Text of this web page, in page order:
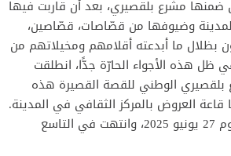
ضمنها مشرع بلقصيري، بعد أن قاربت فيها
وضيوفها من قصّاصات، قصّاصين،
بظلال ما أبدعته أقلامهم ومخيلاتهم من
هذه الأجواء الحارّة جدًّا، انطلقت
الوطني للقصة القصيرة هذه
قاعة العروض بالمركز الثقافي في المدينة.
بدأت هذه الفعاليات يوم 27 يونيو 2025، وانتهت في التاسع